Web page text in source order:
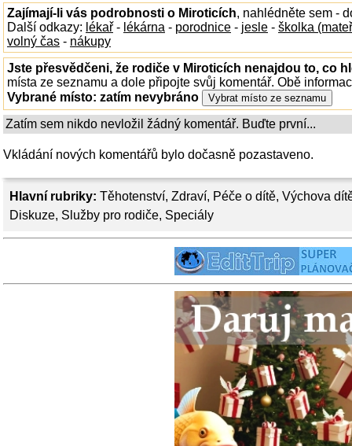
Hlavní rubriky: Těhotenství, Zdraví, Péče o dítě, Výchova
Diskuze, Služby pro rodiče, Speciály
Zajímají-li vás podrobnosti o Miroticích, nahlédněte sem -
Další odkazy: lékař - lékárna - porodnice - jesle - školka
volný čas - nákupy
Jste přesvědčeni, že rodiče v Miroticích nenajdou to, co
místa ze seznamu a dole připojte svůj komentář. Obě
Vybrané místo: zatím nevybráno
Zatím sem nikdo nevložil žádný komentář. Buďte první...
Vkládání nových komentářů bylo dočasně pozastaveno.